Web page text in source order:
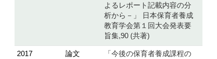
よるレポート記載内容の分
析から－」 日本保育者養成
教育学会第１回大会発表要
旨集,90 (共著)
2017 論文
「今後の保育者養成課程の